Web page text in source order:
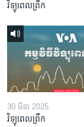
វិទ្យុពេលព្រឹក
30 មីនា 2025
វិទ្យុពេលព្រឹក